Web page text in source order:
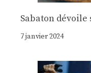
Sabaton
7 janvier 2024